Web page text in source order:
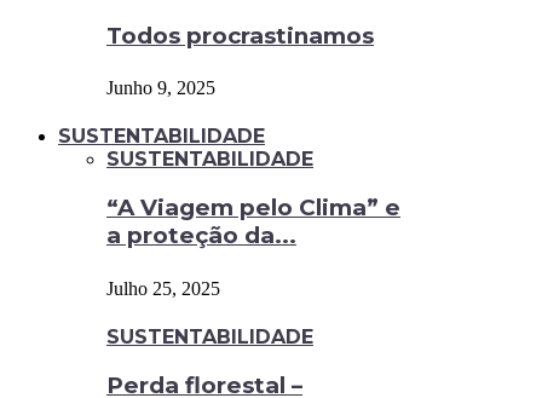
Todos procrastinamos
Junho 9, 2025
SUSTENTABILIDADE
SUSTENTABILIDADE
“A Viagem pelo Clima” e
a proteção da...
Julho 25, 2025
SUSTENTABILIDADE
Perda florestal –